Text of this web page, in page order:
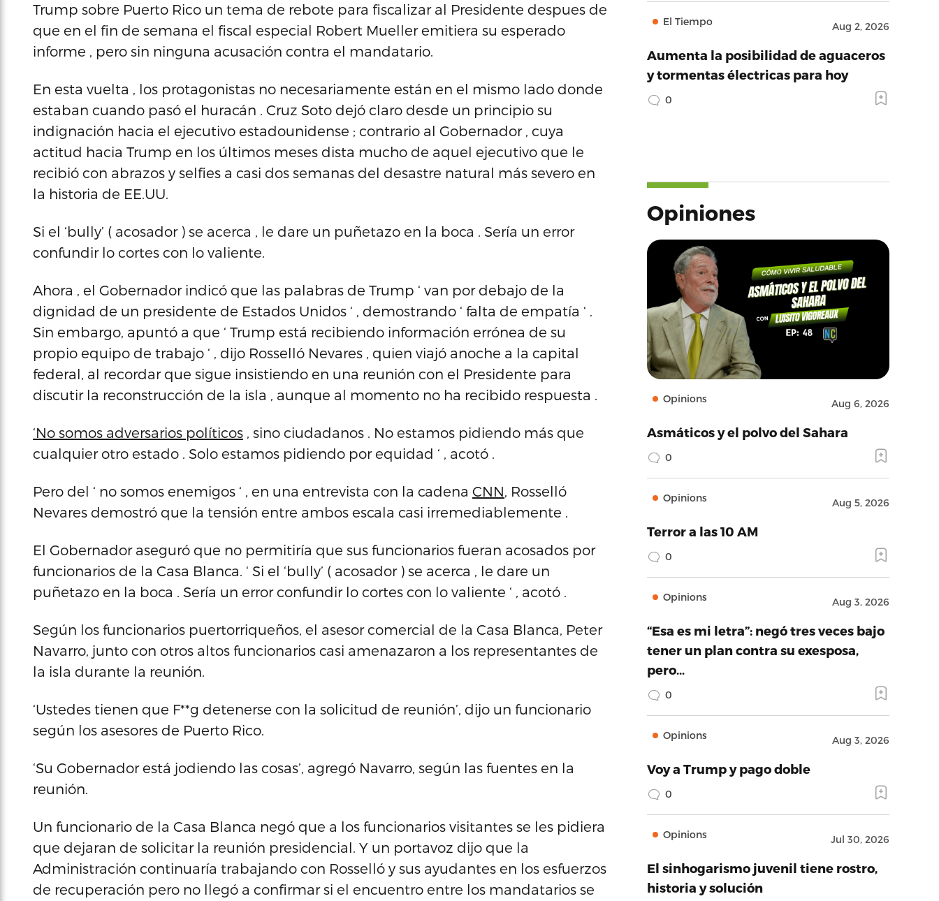
Trump sobre Puerto Rico un tema de rebote para fiscalizar al Presidente despues de
que en el fin de semana el fiscal especial Robert Mueller emitiera su esperado
informe , pero sin ninguna acusación contra el mandatario.
En esta vuelta , los protagonistas no necesariamente están en el mismo lado donde
estaban cuando pasó el huracán . Cruz Soto dejó claro desde un principio su
indignación hacia el ejecutivo estadounidense ; contrario al Gobernador , cuya
actitud hacia Trump en los últimos meses dista mucho de aquel ejecutivo que le
recibió con abrazos y selfies a casi dos semanas del desastre natural más severo en
la historia de EE.UU.
Si el ‘bully’ ( acosador ) se acerca , le dare un puñetazo en la boca . Sería un error
confundir lo cortes con lo valiente.
Ahora , el Gobernador indicó que las palabras de Trump ‘ van por debajo de la
dignidad de un presidente de Estados Unidos ‘ , demostrando ‘ falta de empatía ‘ .
Sin embargo, apuntó a que ‘ Trump está recibiendo información errónea de su
propio equipo de trabajo ‘ , dijo Rosselló Nevares , quien viajó anoche a la capital
federal, al recordar que sigue insistiendo en una reunión con el Presidente para
discutir la reconstrucción de la isla , aunque al momento no ha recibido respuesta .
‘No somos adversarios políticos , sino ciudadanos . No estamos pidiendo más que
cualquier otro estado . Solo estamos pidiendo por equidad ‘ , acotó .
Pero del ‘ no somos enemigos ‘ , en una entrevista con la cadena CNN, Rosselló
Nevares demostró que la tensión entre ambos escala casi irremediablemente .
El Gobernador aseguró que no permitiría que sus funcionarios fueran acosados por
funcionarios de la Casa Blanca. ‘ Si el ‘bully’ ( acosador ) se acerca , le dare un
puñetazo en la boca . Sería un error confundir lo cortes con lo valiente ‘ , acotó .
Según los funcionarios puertorriqueños, el asesor comercial de la Casa Blanca, Peter
Navarro, junto con otros altos funcionarios casi amenazaron a los representantes de
la isla durante la reunión.
‘Ustedes tienen que F**g detenerse con la solicitud de reunión’, dijo un funcionario
según los asesores de Puerto Rico.
‘Su Gobernador está jodiendo las cosas’, agregó Navarro, según las fuentes en la
reunión.
Un funcionario de la Casa Blanca negó que a los funcionarios visitantes se les pidiera
que dejaran de solicitar la reunión presidencial. Y un portavoz dijo que la
Administración continuaría trabajando con Rosselló y sus ayudantes en los esfuerzos
de recuperación pero no llegó a confirmar si el encuentro entre los mandatarios se
El Tiempo Aug 2, 2026
Aumenta la posibilidad de aguaceros
y tormentas électricas para hoy
0
Opiniones
Opinions Aug 6, 2026
Asmáticos y el polvo del Sahara
0
Opinions Aug 5, 2026
Terror a las 10 AM
0
Opinions Aug 3, 2026
“Esa es mi letra”: negó tres veces bajo
tener un plan contra su exesposa,
pero…
0
Opinions Aug 3, 2026
Voy a Trump y pago doble
0
Opinions Jul 30, 2026
El sinhogarismo juvenil tiene rostro,
historia y solución